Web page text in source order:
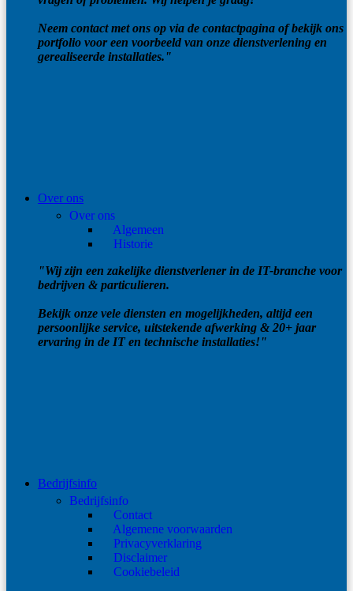
Neem contact met ons op via de contactpagina of bekijk ons
portfolio voor een voorbeeld van onze dienstverlening en
gerealiseerde installaties."
Over ons
Over ons
Algemeen
Historie
"Wij zijn een zakelijke dienstverlener in de IT-branche voor
bedrijven & particulieren.
Bekijk onze vele diensten en mogelijkheden, altijd een
persoonlijke service, uitstekende afwerking & 20+ jaar
ervaring in de IT en technische installaties!"
Bedrijfsinfo
Bedrijfsinfo
Contact
Algemene voorwaarden
Privacyverklaring
Disclaimer
Cookiebeleid